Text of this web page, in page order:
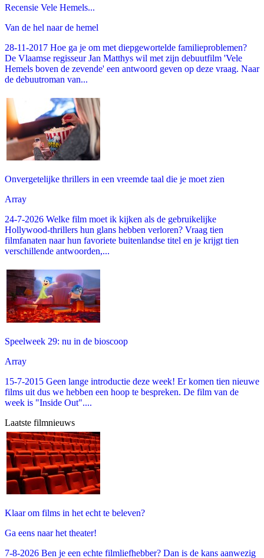
Recensie Vele Hemels...
Van de hel naar de hemel
28-11-2017 Hoe ga je om met diepgewortelde familieproblemen?
De Vlaamse regisseur Jan Matthys wil met zijn debuutfilm 'Vele
Hemels boven de zevende' een antwoord geven op deze vraag. Naar
de debuutroman van...
Onvergetelijke thrillers in een vreemde taal die je moet zien
Array
24-7-2026 Welke film moet ik kijken als de gebruikelijke
Hollywood-thrillers hun glans hebben verloren? Vraag tien
filmfanaten naar hun favoriete buitenlandse titel en je krijgt tien
verschillende antwoorden,...
Speelweek 29: nu in de bioscoop
Array
15-7-2015 Geen lange introductie deze week! Er komen tien nieuwe
films uit dus we hebben een hoop te bespreken. De film van de
week is "Inside Out"....
Laatste filmnieuws
Klaar om films in het echt te beleven?
Ga eens naar het theater!
7-8-2026 Ben je een echte filmliefhebber? Dan is de kans aanwezig